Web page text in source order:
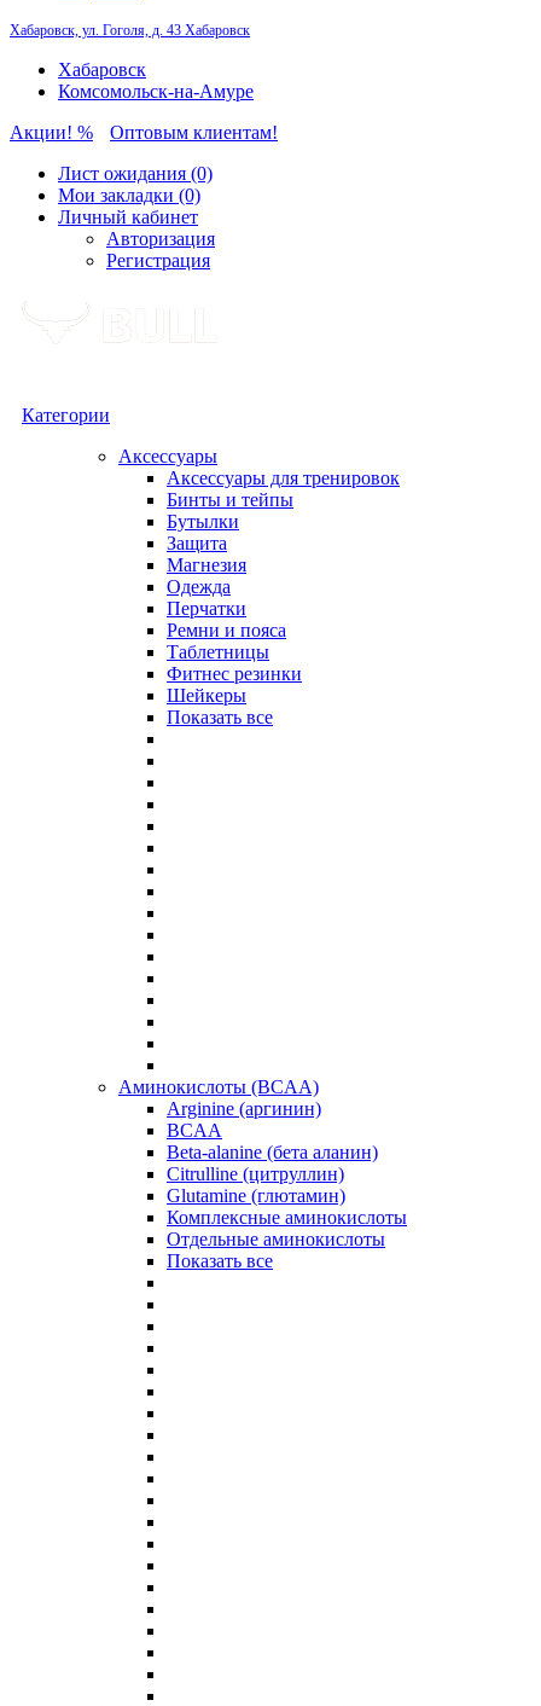
Хабаровск, ул. Гоголя, д. 43 Хабаровск
Хабаровск
Комсомольск-на-Амуре
Акции! %
Оптовым клиентам!
Лист ожидания (0)
Мои закладки (0)
Личный кабинет
Авторизация
Регистрация
Категории
Аксессуары
Аксессуары для тренировок
Бинты и тейпы
Бутылки
Защита
Магнезия
Одежда
Перчатки
Ремни и пояса
Таблетницы
Фитнес резинки
Шейкеры
Показать все
Аминокислоты (BCAA)
Arginine (аргинин)
BCAA
Beta-alanine (бета аланин)
Citrulline (цитруллин)
Glutamine (глютамин)
Комплексные аминокислоты
Отдельные аминокислоты
Показать все